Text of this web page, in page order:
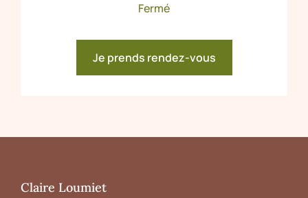
Fermé
Je prends rendez-vous
Claire Loumiet